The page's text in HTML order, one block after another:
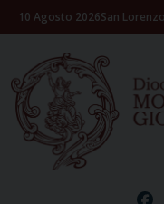
Skip10 Agosto 2026San